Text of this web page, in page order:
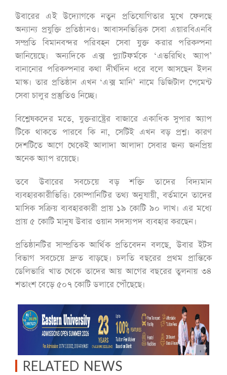
উবারের এই উদ্যোগকে নতুন প্রতিযোগিতার মুখে ফেলছে
অন্যান্য প্রযুক্তি প্রতিষ্ঠানও। আবাসনভিত্তিক সেবা এয়ারবিএনবি
সম্প্রতি বিমানবন্দর পরিবহন সেবা যুক্ত করার পরিকল্পনা
জানিয়েছে। অন্যদিকে এক্স প্ল্যাটফর্মকে ‘এভরিথিং অ্যাপ’
বানানোর পরিকল্পনার কথা দীর্ঘদিন ধরে বলে আসছেন ইলন
মাস্ক। তার প্রতিষ্ঠান এখন ‘এক্স মানি’ নামে ডিজিটাল পেমেন্ট
সেবা চালুর প্রস্তুতিও নিচ্ছে।
বিশ্লেষকদের মতে, যুক্তরাষ্ট্রের বাজারে একাধিক সুপার অ্যাপ
টিকে থাকতে পারবে কি না, সেটিই এখন বড় প্রশ্ন। কারণ
দেশটিতে আগে থেকেই আলাদা আলাদা সেবার জন্য জনপ্রিয়
অনেক অ্যাপ রয়েছে।
তবে উবারের সবচেয়ে বড় শক্তি তাদের বিদ্যমান
ব্যবহারকারীভিত্তি। কোম্পানিটির তথ্য অনুযায়ী, বর্তমানে তাদের
মাসিক সক্রিয় ব্যবহারকারী প্রায় ১৯ কোটি ৯০ লাখ। এর মধ্যে
প্রায় ৫ কোটি মানুষ উবার ওয়ান সদস্যপদ ব্যবহার করছেন।
প্রতিষ্ঠানটির সাম্প্রতিক আর্থিক প্রতিবেদন বলছে, উবার ইটস
বিভাগ সবচেয়ে দ্রুত বাড়ছে। চলতি বছরের প্রথম প্রান্তিকে
ডেলিভারি খাত থেকে তাদের আয় আগের বছরের তুলনায় ৩৪
শতাংশ বেড়ে ৫০৭ কোটি ডলারে পৌঁছেছে।
RELATED NEWS